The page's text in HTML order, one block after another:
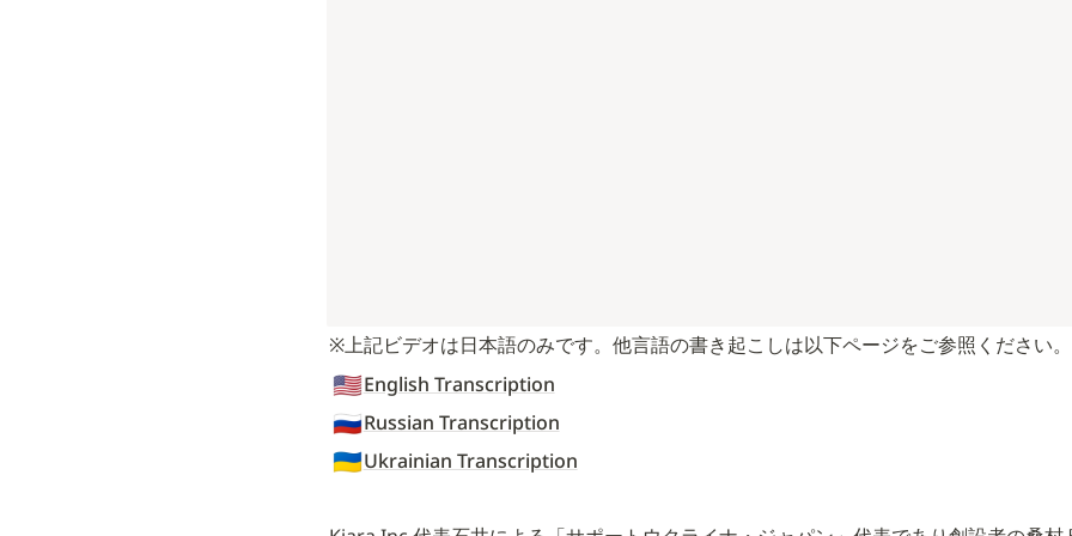
※上記ビデオは日本語のみです。他言語の書き起こしは以下ページをご参照ください。
🇺🇸English Transcription
🇷🇺Russian Transcription
🇺🇦Ukrainian Transcription